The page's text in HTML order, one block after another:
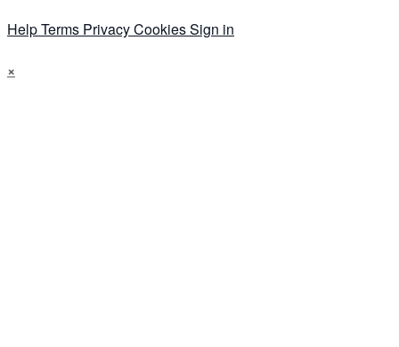
HelpTerms PrivacyCookiesSign in
×